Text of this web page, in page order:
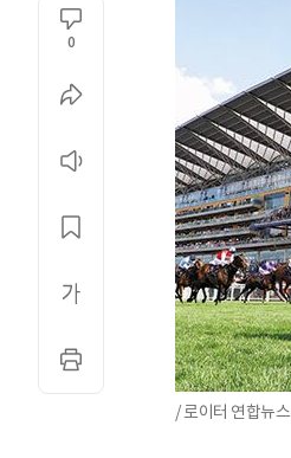
0
/ 로이터 연합뉴스